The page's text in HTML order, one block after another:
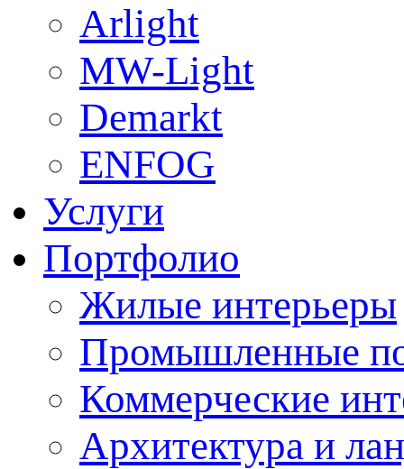
Arlight
MW-Light
Demarkt
ENFOG
Услуги
Портфолио
Жилые интерьеры
Промышленные
Коммерческие
Архитектура и